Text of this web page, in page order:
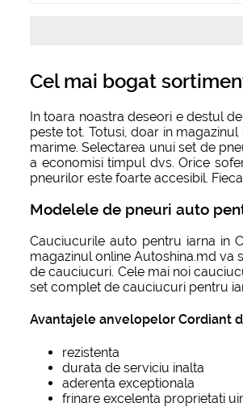
Cel mai bogat
In toara noastra deseori e destul
peste tot. Totusi, doar in
marime. Selectarea unui set de
a economisi timpul dvs. Orice
pneurilor este foarte accesibil.
Modelele de pneuri auto
Cauciucurile auto pentru iarna in
magazinul online Autoshina.md va
de cauciucuri. Cele mai noi
set complet de cauciucuri pentru
Avantajele anvelopelor Cordiant
rezistenta
durata de serviciu inalta
aderenta exceptionala
frinare excelenta proprietati